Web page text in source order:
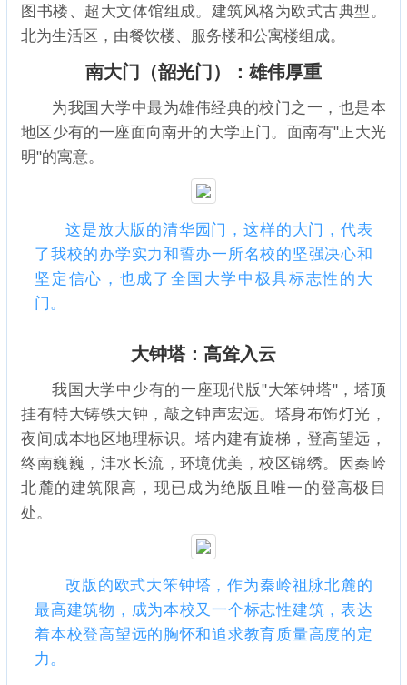
图书楼、超大文体馆组成。建筑风格为欧式古典型。
北为生活区，由餐饮楼、服务楼和公寓楼组成。
南大门（韶光门）：雄伟厚重
为我国大学中最为雄伟经典的校门之一，也是本
地区少有的一座面向南开的大学正门。面南有"正大光
明"的寓意。
这是放大版的清华园门，这样的大门，代表
了我校的办学实力和誓办一所名校的坚强决心和
坚定信心，也成了全国大学中极具标志性的大
门。
大钟塔：高耸入云
我国大学中少有的一座现代版"大笨钟塔"，塔顶
挂有特大铸铁大钟，敲之钟声宏远。塔身布饰灯光，
夜间成本地区地理标识。塔内建有旋梯，登高望远，
终南巍巍，沣水长流，环境优美，校区锦绣。因秦岭
北麓的建筑限高，现已成为绝版且唯一的登高极目
处。
改版的欧式大笨钟塔，作为秦岭祖脉北麓的
最高建筑物，成为本校又一个标志性建筑，表达
着本校登高望远的胸怀和追求教育质量高度的定
力。